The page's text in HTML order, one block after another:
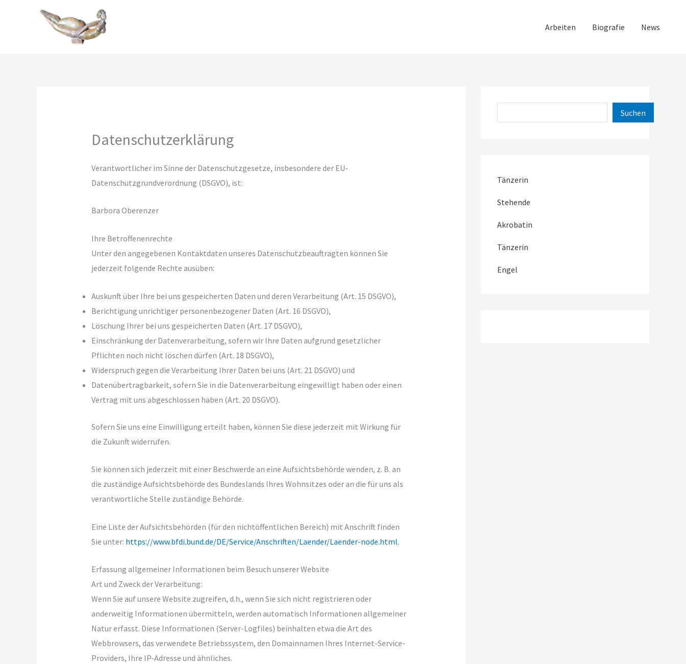
Arbeiten Biografie News
Datenschutzerklärung
Verantwortlicher im Sinne der Datenschutzgesetze, insbesondere der EU-
Datenschutzgrundverordnung (DSGVO), ist:
Barbora Oberenzer
Ihre Betroffenenrechte
Unter den angegebenen Kontaktdaten unseres Datenschutzbeauftragten können Sie
jederzeit folgende Rechte ausüben:
Auskunft über Ihre bei uns gespeicherten Daten und deren Verarbeitung (Art. 15 DSGVO),
Berichtigung unrichtiger personenbezogener Daten (Art. 16 DSGVO),
Löschung Ihrer bei uns gespeicherten Daten (Art. 17 DSGVO),
Einschränkung der Datenverarbeitung, sofern wir Ihre Daten aufgrund gesetzlicher
Pflichten noch nicht löschen dürfen (Art. 18 DSGVO),
Widerspruch gegen die Verarbeitung Ihrer Daten bei uns (Art. 21 DSGVO) und
Datenübertragbarkeit, sofern Sie in die Datenverarbeitung eingewilligt haben oder einen
Vertrag mit uns abgeschlossen haben (Art. 20 DSGVO).
Sofern Sie uns eine Einwilligung erteilt haben, können Sie diese jederzeit mit Wirkung für
die Zukunft widerrufen.
Sie können sich jederzeit mit einer Beschwerde an eine Aufsichtsbehörde wenden, z. B. an
die zuständige Aufsichtsbehörde des Bundeslands Ihres Wohnsitzes oder an die für uns als
verantwortliche Stelle zuständige Behörde.
Eine Liste der Aufsichtsbehörden (für den nichtöffentlichen Bereich) mit Anschrift finden
Sie unter: https://www.bfdi.bund.de/DE/Service/Anschriften/Laender/Laender-node.html.
Erfassung allgemeiner Informationen beim Besuch unserer Website
Art und Zweck der Verarbeitung:
Wenn Sie auf unsere Website zugreifen, d.h., wenn Sie sich nicht registrieren oder
anderweitig Informationen übermitteln, werden automatisch Informationen allgemeiner
Natur erfasst. Diese Informationen (Server-Logfiles) beinhalten etwa die Art des
Webbrowsers, das verwendete Betriebssystem, den Domainnamen Ihres Internet-Service-
Providers, Ihre IP-Adresse und ähnliches.
Suchen
Tänzerin
Stehende
Akrobatin
Tänzerin
Engel